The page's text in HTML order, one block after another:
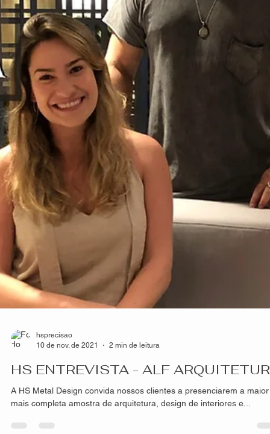
18 de nov. de 2021
2 min de leitura
Portão e guarda corpo: Vantagens e
funções
Independente da beleza e a estética única dos produtos da HS
Design, a segurança é um fator extremamente importante em
nossos...